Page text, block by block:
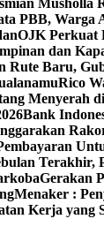
Musholla
PBB, Warga
OJK Perkuat
dan
Rute Baru,
Rico
Menyerah
Bank
Terakhir,
Gerakan
Menaker :
Kerja yang